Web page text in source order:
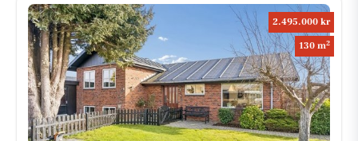
2.495.000 kr
130 m2